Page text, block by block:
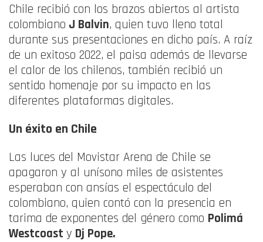
Chile recibió con los brazos abiertos al artista
colombiano J Balvin, quien tuvo lleno total
durante sus presentaciones en dicho país. A raíz
de un exitoso 2022, el paisa además de llevarse
el calor de los chilenos, también recibió un
sentido homenaje por su impacto en las
diferentes plataformas digitales.
Un éxito en Chile
Las luces del Movistar Arena de Chile se
apagaron y al unísono miles de asistentes
esperaban con ansías el espectáculo del
colombiano, quien contó con la presencia en
tarima de exponentes del género como Polimá
Westcoast y Dj Pope.